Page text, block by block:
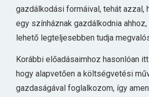
gazdálkodási formáival, tehát azzal,
egy színháznak gazdálkodnia
lehető legteljesebben tudja
Korábbi előadásaimhoz hasonlóan
hogy alapvetően a költségvetési
gazdaságával foglalkozom, így